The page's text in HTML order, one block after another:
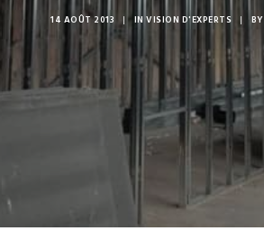
14 AOÛT 2013 | IN VISION D'EXPERTS | BY